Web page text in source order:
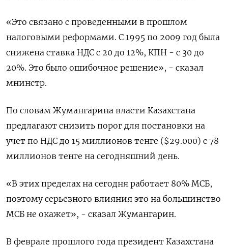
«Это связано с проведенными в прошлом
налоговыми реформами. С 1995 по 2009 год была
снижена ставка НДС с 20 до 12%, КПН - с 30 до
20%. Это было ошибочное решение», - сказал
мнинстр.
По словам Жумангарина власти Казахстана
предлагают снизить порог для постановки на
учет по НДС до 15 миллионов тенге ($29.000) с 78
миллионов тенге на сегодняшний день.
«В этих пределах на сегодня работает 80% МСБ,
поэтому серьезного влияния это на большинство
МСБ не окажет», - сказал Жумангарин.
В феврале прошлого года президент Казахстана